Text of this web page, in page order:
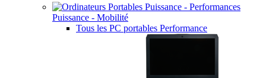
Puissance - Mobilité
Tous les PC portables Performance